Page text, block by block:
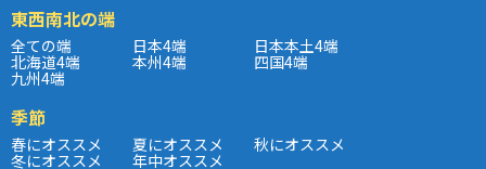
東西南北の端
全ての端 日本4端 日本本土4端
北海道4端 本州4端 四国4端
九州4端
季節
春にオススメ 夏にオススメ 秋にオススメ
冬にオススメ 年中オススメ